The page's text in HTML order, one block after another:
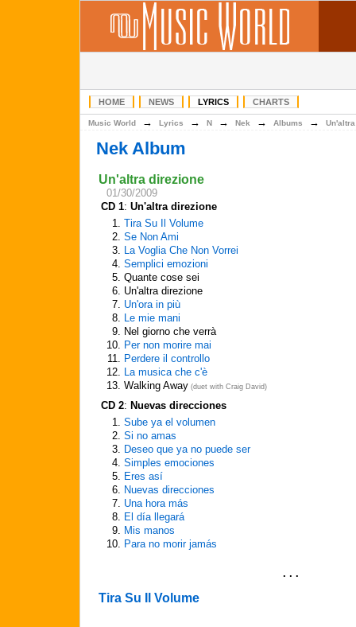
HOME NEWS LYRICS CHARTS
Music World → Lyrics → N → Nek → Albums →
Nek Album
Un'altra direzione
01/30/2009
CD 1: Un'altra direzione
1. Tira Su Il Volume
2. Se Non Ami
3. La Voglia Che Non Vorrei
4. Semplici emozioni
5. Quante cose sei
6. Un'altra direzione
7. Un'ora in più
8. Le mie mani
9. Nel giorno che verrà
10. Per non morire mai
11. Perdere il controllo
12. La musica che c'è
13. Walking Away (duet with Craig David)
CD 2: Nuevas direcciones
1. Sube ya el volumen
2. Si no amas
3. Deseo que ya no puede ser
4. Simples emociones
5. Eres así
6. Nuevas direcciones
7. Una hora más
8. El día llegará
9. Mis manos
10. Para no morir jamás
. . .
Tira Su Il Volume